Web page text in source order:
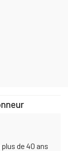
de 40 ans